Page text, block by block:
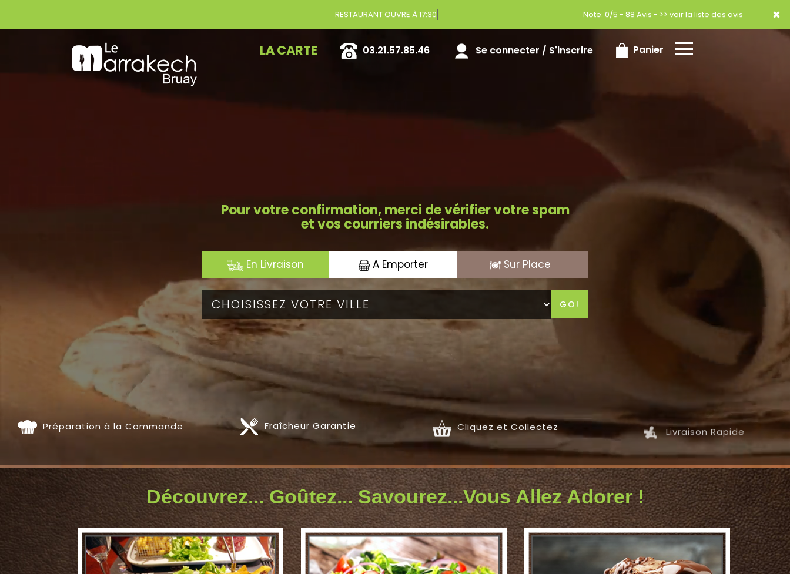
×
Vous Note: 0/5 - 88 Avis - >> voir la liste des avis
LA CARTE 03.21.57.85.46 Se connecter / S'inscrire Panier
×
Pour votre confirmation, merci de vérifier votre spam
et vos courriers indésirables.
En Livraison A Emporter Sur Place
GO!
Préparation à la Commande Fraîcheur Garantie Cliquez et Collectez Livraison Rapide
Découvrez... Goûtez... Savourez...Vous Allez Adorer !